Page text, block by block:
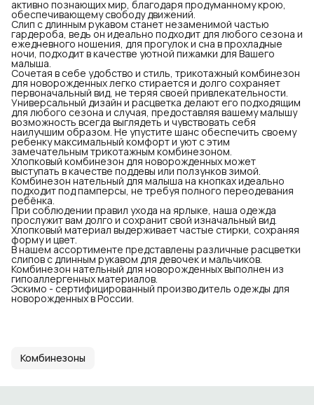
активно познающих мир, благодаря продуманному крою,
обеспечивающему свободу движений.
Слип с длинным рукавом станет незаменимой частью
гардероба, ведь он идеально подходит для любого сезона и
ежедневного ношения, для прогулок и сна в прохладные
ночи, подходит в качестве уютной пижамки для Вашего
малыша.
Сочетая в себе удобство и стиль, трикотажный комбинезон
для новорожденных легко стирается и долго сохраняет
первоначальный вид, не теряя своей привлекательности.
Универсальный дизайн и расцветка делают его подходящим
для любого сезона и случая, предоставляя вашему малышу
возможность всегда выглядеть и чувствовать себя
наилучшим образом. Не упустите шанс обеспечить своему
ребенку максимальный комфорт и уют с этим
замечательным трикотажным комбинезоном.
Хлопковый комбинезон для новорожденных может
выступать в качестве поддевы или ползунков зимой.
Комбинезон нательный для малыша на кнопках идеально
подходит под памперсы, не требуя полного переодевания
ребёнка.
При соблюдении правил ухода на ярлыке, наша одежда
прослужит вам долго и сохранит свой изначальный вид.
Хлопковый материал выдерживает частые стирки, сохраняя
форму и цвет.
В нашем ассортименте представлены различные расцветки
слипов с длинным рукавом для девочек и мальчиков.
Комбинезон нательный для новорожденных выполнен из
гипоаллергенных материалов.
Эскимо - сертифицированный производитель одежды для
новорожденных в России.
Комбинезоны